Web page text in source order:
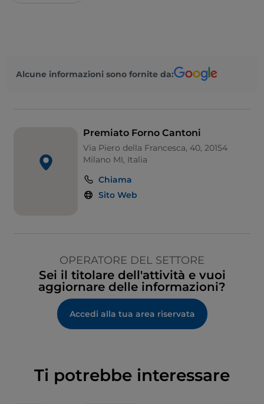
Alcune informazioni sono fornite da:
Premiato Forno Cantoni
Via Piero della Francesca, 40, 20154
Milano MI, Italia
Chiama
Sito Web
OPERATORE DEL SETTORE
Sei il titolare dell'attività e vuoi
aggiornare delle informazioni?
Accedi alla tua area riservata
Ti potrebbe interessare